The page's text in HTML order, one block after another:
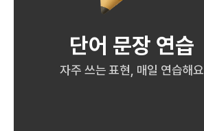
단어 문장 연습
자주 쓰는 표현, 매일 연습해요